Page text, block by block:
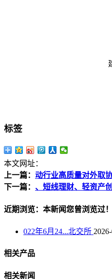
标签
本文网址：
上一篇： 动行业高质量对外取
下一篇： 、短线理财、轻资产
近期浏览：本新闻您曾浏览过！
022年6月24...北交所
相关产品
相关新闻